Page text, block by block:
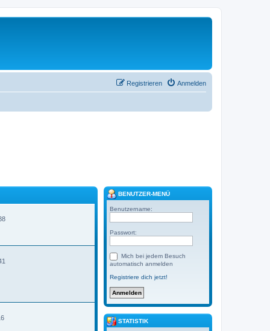
Anmelden
Registrieren
BENUTZER-MENÜ
Benutzername:
Passwort:
Mich bei jedem Besuch
automatisch anmelden
Registriere dich jetzt!
STATISTIK